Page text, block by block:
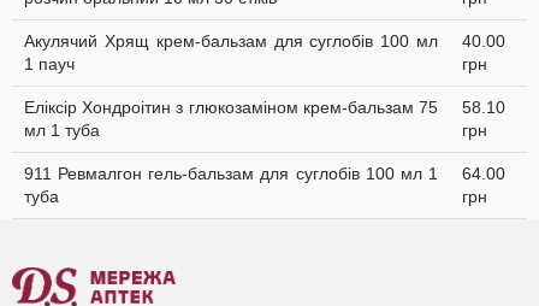
Акулячий Хрящ крем-бальзам для суглобів 100 мл
1 пауч
40.00
грн
Еліксір Хондроітин з глюкозаміном крем-бальзам 75
мл 1 туба
58.10
грн
911 Ревмалгон гель-бальзам для суглобів 100 мл 1
туба
64.00
грн